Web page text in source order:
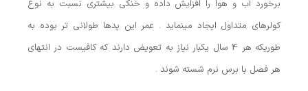
برخورد آب و هوا را افزایش داده و خنکی بیشتری نسبت به نوع
کولرهای متداول ایجاد مینماید . عمر این پدها طولانی تر بوده به
طوریکه هر 4 سال یکبار نیاز به تعویض دارند که کافیست در انتهای
هر فصل با برس نرم شسته شوند .